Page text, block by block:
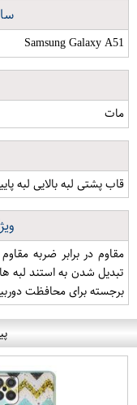
Samsung Galaxy A51
مات
قاب پشتی لبه بالایی لبه
مقاوم در برابر ضربه
تبدیل شدن به استند لبه
برجسته برای محافظت